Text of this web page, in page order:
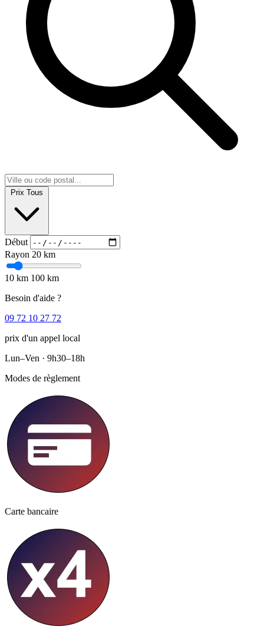
Prix Tous
Début
Rayon 20 km
10 km 100 km
Besoin d'aide ?
09 72 10 27 72
prix d'un appel local
Lun–Ven · 9h30–18h
Modes de règlement
Carte bancaire